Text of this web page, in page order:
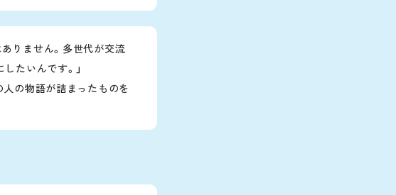
りません。多世代が交流
たいんです。」
人の物語が詰まったものを